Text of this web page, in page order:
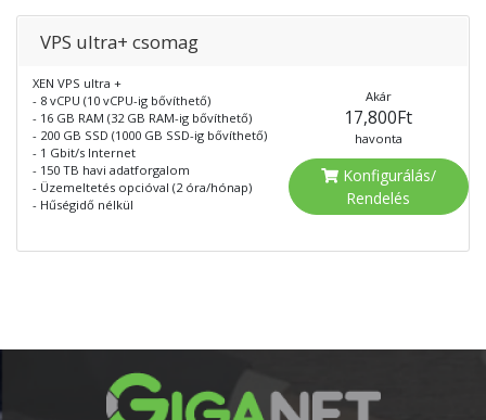
VPS ultra+ csomag
XEN VPS ultra +
- 8 vCPU (10 vCPU-ig bővíthető)
- 16 GB RAM (32 GB RAM-ig bővíthető)
- 200 GB SSD (1000 GB SSD-ig bővíthető)
- 1 Gbit/s Internet
- 150 TB havi adatforgalom
- Üzemeltetés opcióval (2 óra/hónap)
- Hűségidő nélkül
Akár
17,800Ft
havonta
Konfigurálás/
Rendelés